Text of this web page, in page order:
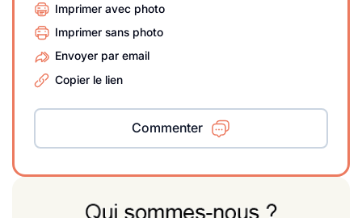
Imprimer avec photo
Imprimer sans photo
Envoyer par email
Copier le lien
Commenter